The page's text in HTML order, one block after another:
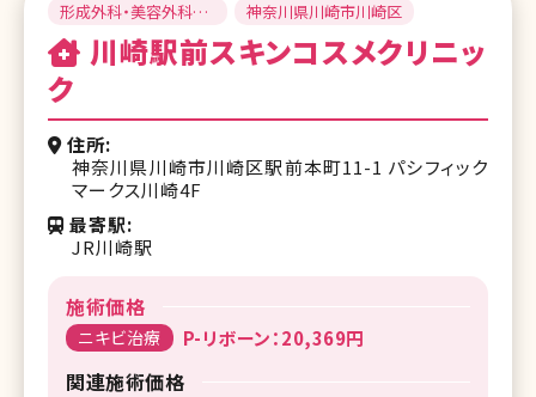
形成外科・美容外科・
美容皮膚科
神奈川県川崎市川崎区
川崎駅前スキンコスメクリニッ
ク
住所
神奈川県川崎市川崎区駅前本町11-1 パシフィック
マークス川崎4F
最寄駅
JR川崎駅
施術価格
ニキビ治療 P-リボーン：20,369円
関連施術価格